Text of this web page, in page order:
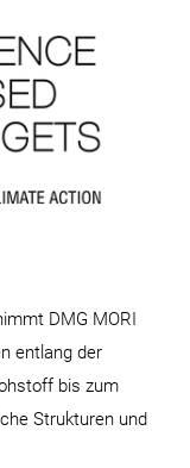
DMG MORI
entlang der
bis zum
Strukturen und